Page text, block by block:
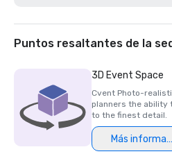
Mejor hotel/resort de 2020 -
Premio Travellers' Choice 2020 -
Katie Dellich, profesional del año
Certificado de excelencia de
Premio Readers' Choice 2018 y
Traveler
Premios Platinum Choice 2016 y
Puntos resaltantes de la
3D Event Space
Cvent Photo-
planners the ability
to the finest detail.
Más